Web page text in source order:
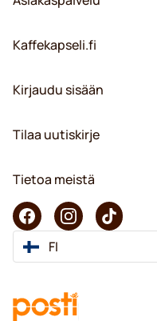
Kaffekapseli.fi
Kirjaudu sisään
Tilaa uutiskirje
Tietoa meistä
FI